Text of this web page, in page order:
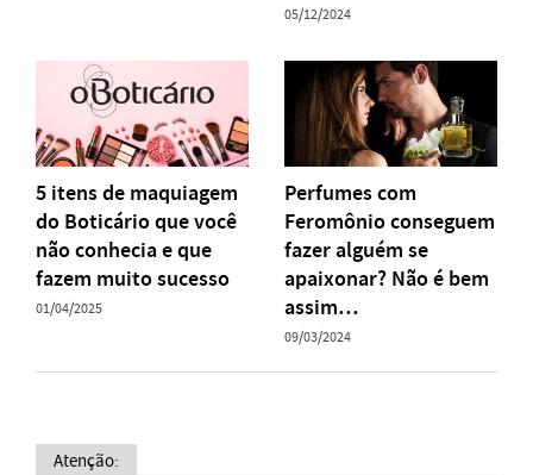
05/12/2024
5 itens de maquiagem
do Boticário que você
não conhecia e que
fazem muito sucesso
01/04/2025
Perfumes com
Feromônio conseguem
fazer alguém se
apaixonar? Não é bem
assim…
09/03/2024
Atenção: